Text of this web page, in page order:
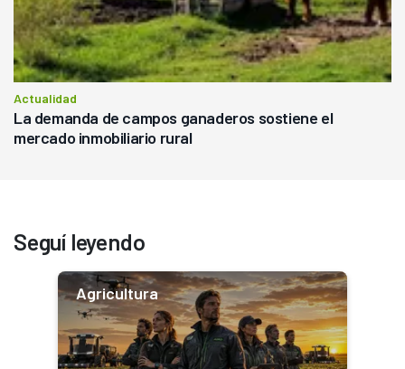
Actualidad
La demanda de campos ganaderos sostiene el
mercado inmobiliario rural
Seguí leyendo
Agricultura